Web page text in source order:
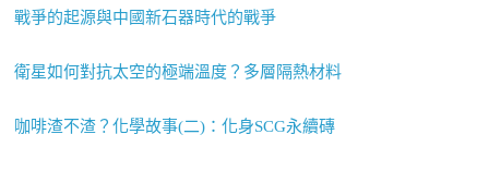
戰爭的起源與中國新石器時代的戰爭
衛星如何對抗太空的極端溫度？多層隔熱材料
咖啡渣不渣？化學故事(二)：化身SCG永續磚